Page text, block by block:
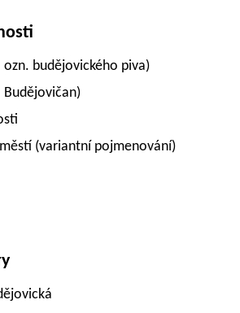
budějovického piva)
Budějovičan)
(variantní pojmenování)